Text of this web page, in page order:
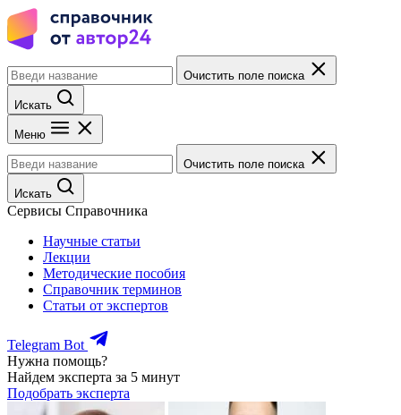
Очистить поле поиска
Искать
Меню
Очистить поле поиска
Искать
Сервисы Справочника
Научные статьи
Лекции
Методические пособия
Справочник терминов
Статьи от экспертов
Telegram Bot
Нужна помощь?
Найдем эксперта за 5 минут
Подобрать эксперта